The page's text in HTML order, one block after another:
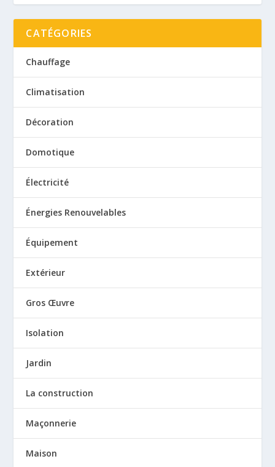
CATÉGORIES
Chauffage
Climatisation
Décoration
Domotique
Électricité
Énergies Renouvelables
Équipement
Extérieur
Gros Œuvre
Isolation
Jardin
La construction
Maçonnerie
Maison